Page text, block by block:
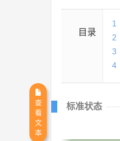
目录
1
2
3
4
标准状态
查
看
文
本